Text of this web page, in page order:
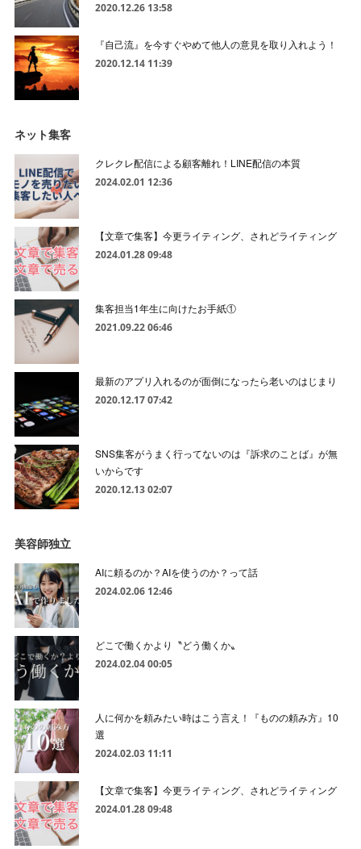
2020.12.26 13:58
『自己流』を今すぐやめて他人の意見を取り入れよう！
2020.12.14 11:39
ネット集客
クレクレ配信による顧客離れ！LINE配信の本質
2024.02.01 12:36
【文章で集客】今更ライティング、されどライティング
2024.01.28 09:48
集客担当1年生に向けたお手紙①
2021.09.22 06:46
最新のアプリ入れるのが面倒になったら老いのはじまり
2020.12.17 07:42
SNS集客がうまく行ってないのは『訴求のことば』が無
いからです
2020.12.13 02:07
美容師独立
AIに頼るのか？AIを使うのか？って話
2024.02.06 12:46
どこで働くかより〝どう働くか〟
2024.02.04 00:05
人に何かを頼みたい時はこう言え！『ものの頼み方』10
選
2024.02.03 11:11
【文章で集客】今更ライティング、されどライティング
2024.01.28 09:48